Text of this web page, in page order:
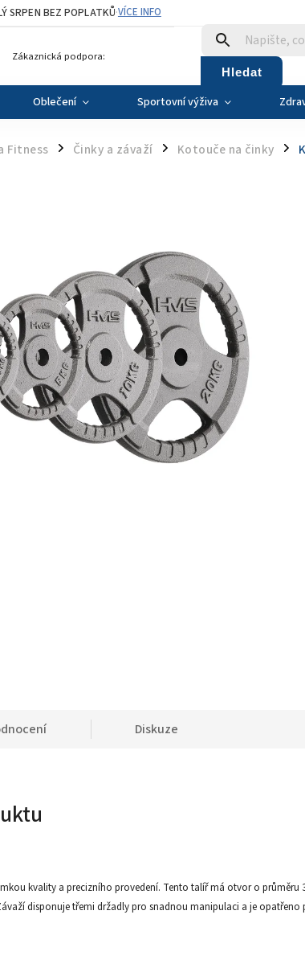
SRPEN BEZ POPLATKŮ·VÍCE INFO
Zákaznická podpora:
Hledat
Oblečení Sportovní výživa
Fitness / Činky a závaží / Kotouče na činky /
Diskuze
kvality a precizního provedení. Tento talíř má otvor o průměru
disponuje třemi držadly pro snadnou manipulaci a je opatřeno